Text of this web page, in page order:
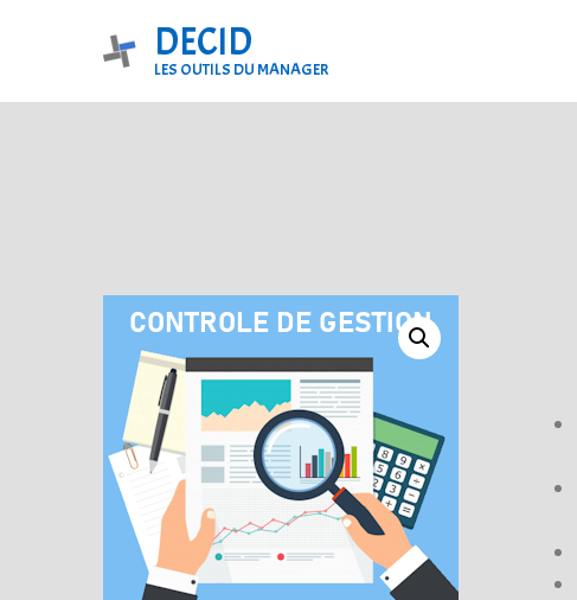
DECID
LES OUTILS DU MANAGER